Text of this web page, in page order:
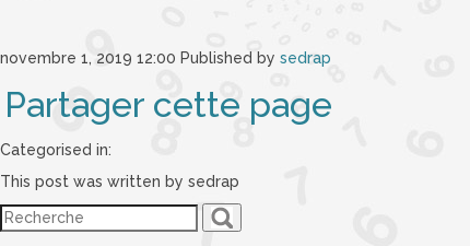
novembre 1, 2019 12:00 Published by sedrap
Partager cette page
Categorised in:
This post was written by sedrap